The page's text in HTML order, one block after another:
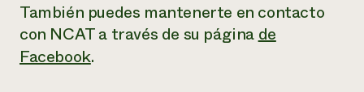
También puedes mantenerte en contacto
con NCAT a través de su páginade
Facebook.